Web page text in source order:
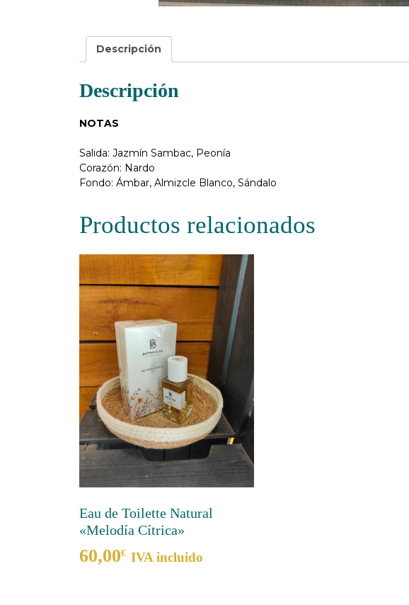
Descripción
Descripción
NOTAS
Salida: Jazmín Sambac, Peonía
Corazón: Nardo
Fondo: Ámbar, Almizcle Blanco, Sándalo
Productos relacionados
Eau de Toilette Natural
«Melodía Cítrica»
60,00€ IVA incluido